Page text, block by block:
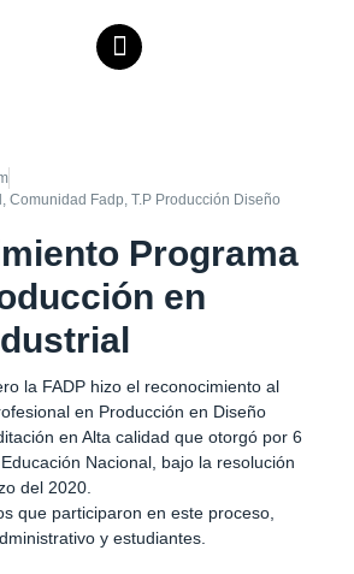
, Comunidad Fadp, T.P Producción Diseño
Programa
en
la FADP hizo el reconocimiento al
en Producción en Diseño
en Alta calidad que otorgó por 6
Nacional, bajo la resolución
del 2020.
que participaron en este proceso,
y estudiantes.